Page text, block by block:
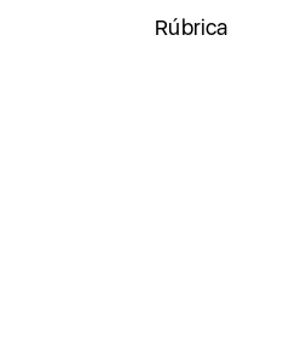
Rúbrica